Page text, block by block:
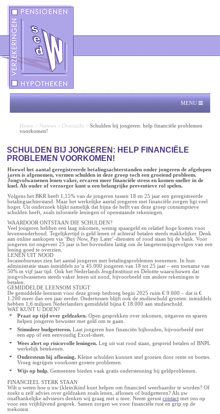
MENU
Home > Nieuws > Overzicht > Schulden bij jongeren: help financiële problemen
voorkomen!
SCHULDEN BIJ JONGEREN: HELP FINANCIËLE
PROBLEMEN VOORKOMEN!
Hoewel het aantal geregistreerde betalingsachterstanden onder jongeren de afgelopen
jaren is afgenomen, vormen schulden in deze groep toch een groeiend probleem.
Jongvolwassenen lenen vaker, ervaren meer financiële stress en komen sneller in de
knel. Als ouder of verzorger kunt u een belangrijke preventieve rol spelen.
Volgens het BKR heeft 1,15% van de jongeren tussen 18 en 25 jaar een geregistreerde
betalingsachterstand. Maar het werkelijke aantal jongeren met financiële zorgen ligt veel
hoger. Uit onderzoek blijkt namelijk dat bijna de helft van deze groep consumptieve
schulden heeft, zoals informele leningen of openstaande rekeningen.
WAARDOOR ONTSTAAN DIE SCHULDEN?
Veel jongeren hebben een laag inkomen, weinig spaargeld en relatief hoge kosten voor
levensonderhoud. Tegelijkertijd is geld lenen of achteraf betalen steeds makkelijker. Denk
aan online aankopen via ‘Buy Now, Pay Later’-diensten of rood staan bij de bank. Voor
jongeren tot ongeveer 25 jaar is het bovendien lastig om de langetermijngevolgen van een
lening goed te overzien.
LENEN UIT NOOD
Incassobureaus zien het aantal jongeren met betalingsproblemen toenemen. In hun
administratie staan inmiddels zo’n 45.000 jongeren van 18 tot 25 jaar – een toename van
50% in vijf jaar tijd. Ook het Nederlands Jeugdinstituut en Deloitte waarschuwen dat
jongvolwassenen steeds vaker lenen uit nood, bijvoorbeeld om andere rekeningen te
betalen.
GEMIDDELDE LEENSOM STIJGT
De gemiddelde leensom voor deze groep bedroeg begin 2025 ruim € 9.600 – dat is €
1.200 meer dan een jaar eerder. Ondertussen blijft ook de studieschuld groeien: inmiddels
hebben 1,6 miljoen Nederlanders gemiddeld bijna € 18.000 aan studieschuld.
WAT KUNT U DOEN?
Praat op tijd over geldzaken. Open gesprekken over inkomen, uitgaven en sparen
helpen jongeren bewuster met geld om te gaan.
Stimuleer budgetteren. Laat jongeren hun financiën bijhouden, bijvoorbeeld met
een app of een eenvoudig Excel-sheet.
Wees alert op risicovolle leningen. Leg uit wat rood staan, gespreid betalen of BNPL
werkelijk betekenen.
Ondersteun bij aflossing. Kleine schulden kunnen snel groeien door rente en boetes.
Vroeg ingrijpen voorkomt grotere problemen.
Wijs op hulp. Gemeenten bieden vaak gratis ondersteuning bij geldproblemen.
FINANCIEEL STERK STAAN
Wilt u weten hoe u uw (klein)kind kunt helpen om financieel weerbaarder te worden? Of
zoekt u zelf advies over geldzaken zoals lenen, aflossen of budgetteren? Als uw
onafhankelijke adviseurs denken wij graag met u mee. Neem gerust contact met ons op
voor een vrijblijvend gesprek. Samen zorgen we voor financiële rust en grip op de
toekomst.